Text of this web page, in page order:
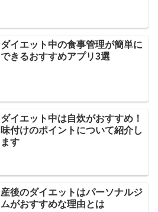
ダイエット中の食事管理が簡単に
できるおすすめアプリ3選
ダイエット中は自炊がおすすめ！
味付けのポイントについて紹介し
ます
産後のダイエットはパーソナルジ
ムがおすすめな理由とは